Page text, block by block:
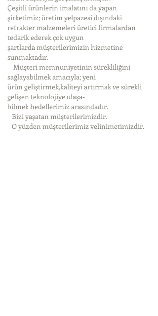
Çeşitli ürünlerin imalatını da yapan
şirketimiz; üretim yelpazesi dışındaki
refrakter malzemeleri üretici firmalardan
tedarik ederek çok uygun
şartlarda müşterilerimizin hizmetine
sunmaktadır.
Müşteri memnuniyetinin sürekliliğini
sağlayabilmek amacıyla; yeni
ürün geliştirmek,kaliteyi artırmak ve sürekli
gelişen teknolojiye ulaşa-
bilmek hedeflerimiz arasındadır.
Bizi yaşatan müşterilerimizdir.
O yüzden müşterilerimiz velinimetimizdir.